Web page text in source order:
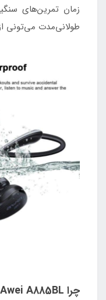
زمان تمرین‌های
طولانی‌مدت می‌تونی
چرا Awei A885BL انتخابی هوشمندانه است؟